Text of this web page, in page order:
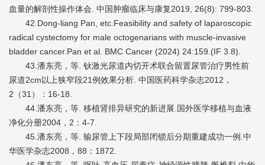
血量的解剖性操作体会. 中国肿瘤临床与康复2019, 26(8): 799-803.
42.Dong‑liang Pan, etc.Feasibility and safety of laparoscopic
radical cystectomy for male octogenarians with muscle-invasive
bladder cancer.Pan et al. BMC Cancer (2024) 24:159.(IF 3.8).
43.潘东亮，等. 钬激光尿道内切开术联合留置尿管治疗男性前
尿道2cm以上狭窄段21例效果分析. 中国医药科学杂志2012，
2（31）：16-18.
44.潘东亮，等. 移植肾排异研究的新进展.国外医学移植与血液
净化分册2004，2：4-7.
45.潘东亮，等. 输尿管上下段局部闭锁后分期重建成功一例.中
华医学杂志2008，88：1872.